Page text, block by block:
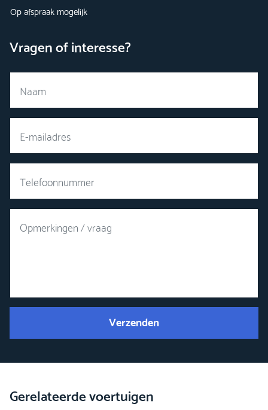
Op afspraak mogelijk
Vragen of interesse?
Verzenden
Gerelateerde voertuigen